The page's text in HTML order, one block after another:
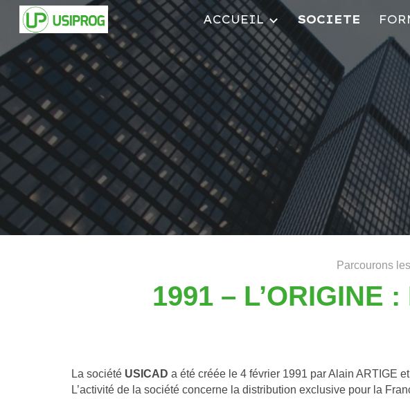
Skip to main content
ACCUEIL SOCIETE
Parcourons
1991 – L’ORIGINE
La société USICAD a été créée le 4 février 1991 par Alain ARTIGE
L’activité de la société concerne la distribution exclusive pour la